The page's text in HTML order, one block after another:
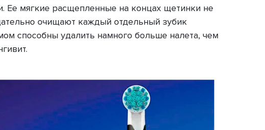
детская + 4 нас. с
использует 2D технологию чистки, что
стандартный режим чистки подходит
налета и чисткой зубов от загрязнений и
оригинальная сменная насадка EB10 «Тачки».